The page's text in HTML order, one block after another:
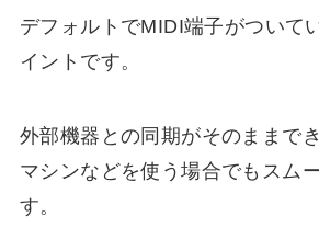
デフォルトでMIDI端子がついて
イントです。
外部機器との同期がそのままで
マシンなどを使う場合でもスム
す。